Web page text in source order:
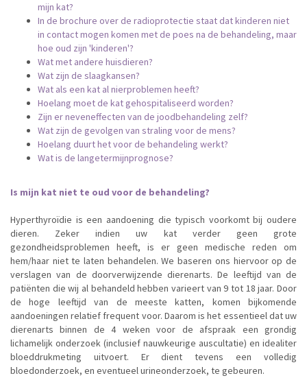
mijn kat?
In de brochure over de radioprotectie staat dat kinderen niet
in contact mogen komen met de poes na de behandeling, maar
hoe oud zijn 'kinderen'?
Wat met andere huisdieren?
Wat zijn de slaagkansen?
Wat als een kat al nierproblemen heeft?
Hoelang moet de kat gehospitaliseerd worden?
Zijn er neveneffecten van de joodbehandeling zelf?
Wat zijn de gevolgen van straling voor de mens?
Hoelang duurt het voor de behandeling werkt?
Wat is de langetermijnprognose?
Is mijn kat niet te oud voor de behandeling?
Hyperthyroïdie is een aandoening die typisch voorkomt bij oudere
dieren. Zeker indien uw kat verder geen grote
gezondheidsproblemen heeft, is er geen medische reden om
hem/haar niet te laten behandelen. We baseren ons hiervoor op de
verslagen van de doorverwijzende dierenarts. De leeftijd van de
patiënten die wij al behandeld hebben varieert van 9 tot 18 jaar. Door
de hoge leeftijd van de meeste katten, komen bijkomende
aandoeningen relatief frequent voor. Daarom is het essentieel dat uw
dierenarts binnen de 4 weken voor de afspraak een grondig
lichamelijk onderzoek (inclusief nauwkeurige auscultatie) en idealiter
bloeddrukmeting uitvoert. Er dient tevens een volledig
bloedonderzoek, en eventueel urineonderzoek, te gebeuren.